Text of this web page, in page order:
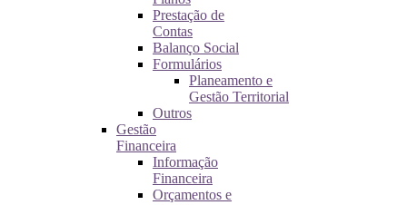
Prestação de
Contas
Balanço Social
Formulários
Planeamento e
Gestão Territorial
Outros
Gestão
Financeira
Informação
Financeira
Orçamentos e